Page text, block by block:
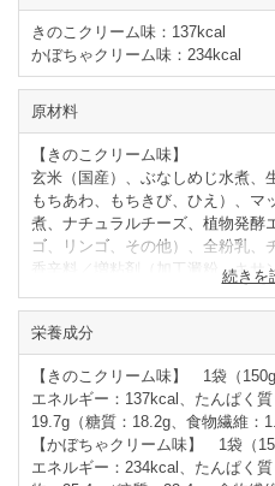
きのこクリーム味：137kcal
かぼちゃクリーム味：234kcal
原材料
【きのこクリーム味】
玄米（国産）、ぶなしめじ水煮、
もちあわ、もちきび、ひえ）、マ
煮、ナチュラルチーズ、植物発酵
ゴ、リンゴ、その他）、全粉乳、
香辛料／増粘剤（加工澱粉、キサ
を含む）
【かぼちゃクリーム味】
かぼちゃペースト（国内製造）、
ちゃ、玄米（国産）、還元水飴、
もちあわ、もちきび、ひえ）、バ
ベース（小麦粉、バター）、植物
イチゴ、リンゴ、その他）、チキ
ーズ、食塩（一部に小麦・乳成分
続きを
栄養成分
【きのこクリーム味】 1袋（
エネルギー：137kcal、たんぱく
19.7g（糖質：18.2g、食物繊維：
【かぼちゃクリーム味】 1袋（
エネルギー：234kcal、たんぱく